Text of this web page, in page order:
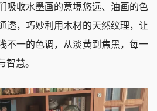
吸收水墨画的意境悠远、油画的色
透，巧妙利用木材的天然纹理，让
不一的色调，从淡黄到焦黑，每一
智慧。